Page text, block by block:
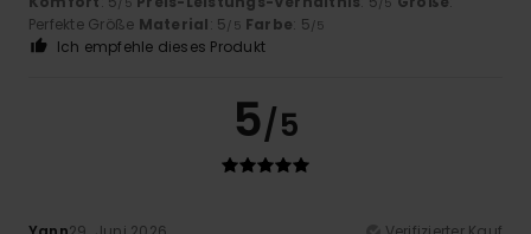
Perfekte Größe Material: 5 /5 Farbe: 5 /5
Ich empfehle dieses Produkt
5/5